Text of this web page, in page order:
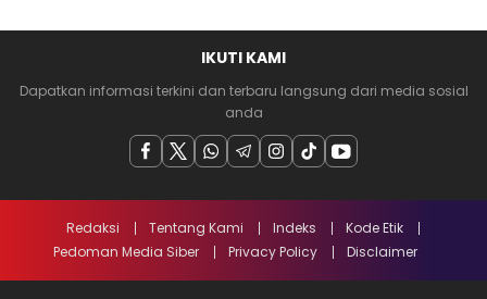
IKUTI KAMI
Dapatkan informasi terkini dan terbaru langsung dari media sosial
anda
Redaksi Tentang Kami Indeks
Kode Etik
Pedoman Media Siber
Privacy Policy Disclaimer